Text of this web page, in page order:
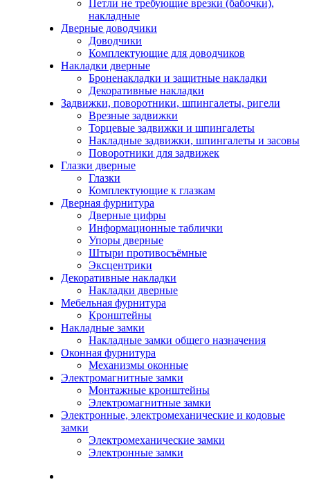
Петли не требующие врезки (бабочки),
накладные
Дверные доводчики
Доводчики
Комплектующие для доводчиков
Накладки дверные
Броненакладки и защитные накладки
Декоративные накладки
Задвижки, поворотники, шпингалеты, ригели
Врезные задвижки
Торцевые задвижки и шпингалеты
Накладные задвижки, шпингалеты и засовы
Поворотники для задвижек
Глазки дверные
Глазки
Комплектующие к глазкам
Дверная фурнитура
Дверные цифры
Информационные таблички
Упоры дверные
Штыри противосъёмные
Эксцентрики
Декоративные накладки
Накладки дверные
Мебельная фурнитура
Кронштейны
Накладные замки
Накладные замки общего назначения
Оконная фурнитура
Механизмы оконные
Электромагнитные замки
Монтажные кронштейны
Электромагнитные замки
Электронные, электромеханические и кодовые
замки
Электромеханические замки
Электронные замки